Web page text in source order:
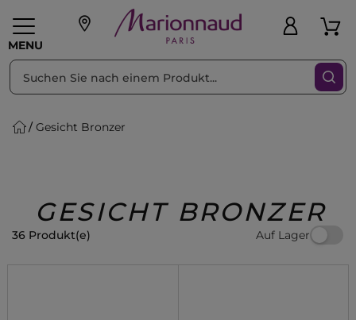
MENU
Geschenke
Beauty
Gesicht Bronzer
GESICHT BRONZER
36 Produkt(e) Auf Lager
sortieren nach Filter